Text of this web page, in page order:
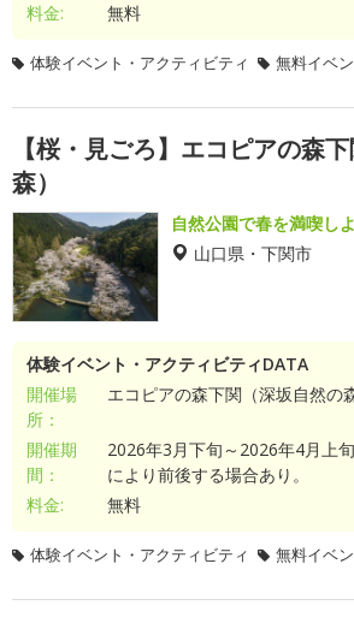
料金:
無料
体験イベント・アクティビティ 無料イベ
【桜・見ごろ】エコピアの森
森）
自然公園で春を満喫し
山口県・下関市
体験イベント・アクティビティDATA
開催場
所：
エコピアの森下関（深坂自然の森
開催期
間：
2026年3月下旬～2026年4月上
により前後する場合あり。
料金:
無料
体験イベント・アクティビティ 無料イベ